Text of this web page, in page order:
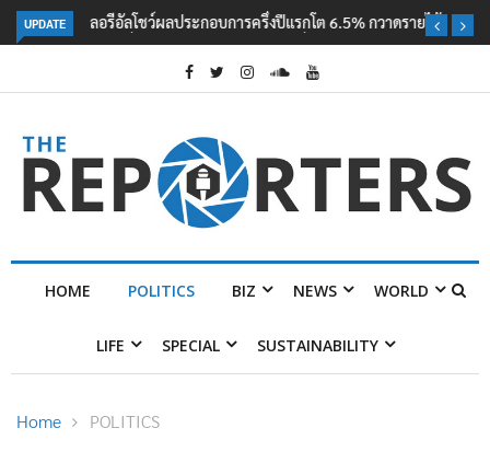
UPDATE
ลอรีอัลโชว์ผลประกอบการครึ่งปีแรกโต 6.5% กวาดรายได้ 2.3 หมื่นล้านยูโร
คว้าไลเซนส์ ‘กุชชี่’ 50 ปี พร้อมส่ง 4 แบรนด์ใหม่บุกตลาดไทย
POLITICS BIZ NEWS WORLD